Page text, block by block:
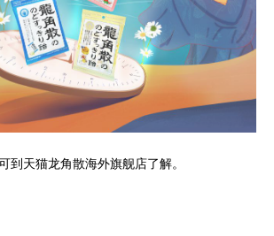
到天猫龙角散海外旗舰店了解。